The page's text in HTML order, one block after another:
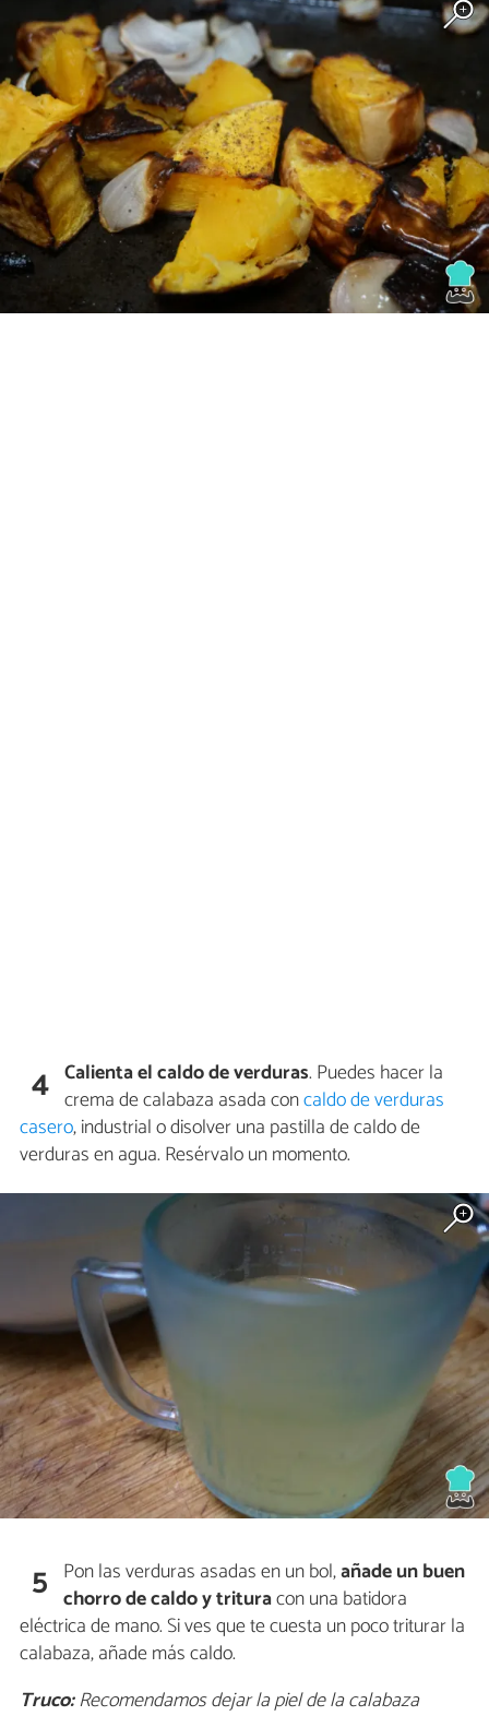
4 Calienta el caldo de verduras. Puedes hacer la
crema de calabaza asada concaldo de verduras
casero, industrial o disolver una pastilla de caldo de
verduras en agua. Resérvalo un momento.
5 Pon las verduras asadas en un bol,añade un buen
chorro de caldo y trituracon una batidora
eléctrica de mano. Si ves que te cuesta un poco triturar la
calabaza, añade más caldo.
Truco:Recomendamos dejar la piel de la calabaza